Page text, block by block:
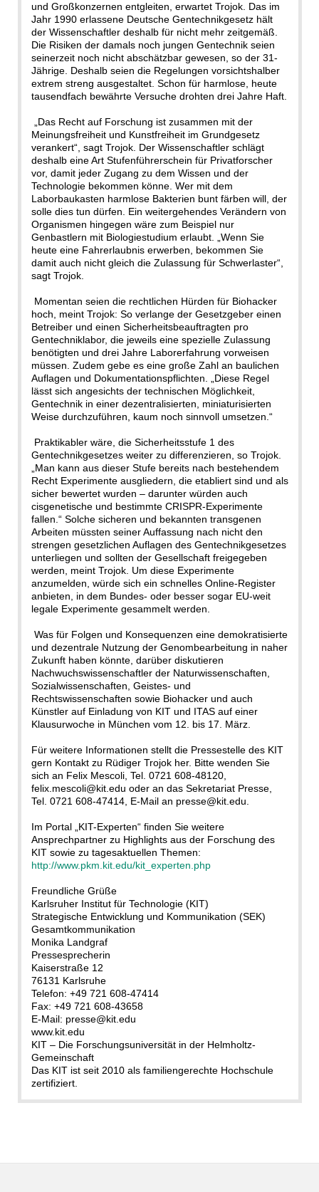
und Großkonzernen entgleiten, erwartet Trojok. Das im
Jahr 1990 erlassene Deutsche Gentechnikgesetz hält
der Wissenschaftler deshalb für nicht mehr zeitgemäß.
Die Risiken der damals noch jungen Gentechnik seien
seinerzeit noch nicht abschätzbar gewesen, so der 31-
Jährige. Deshalb seien die Regelungen vorsichtshalber
extrem streng ausgestaltet. Schon für harmlose, heute
tausendfach bewährte Versuche drohten drei Jahre Haft.
„Das Recht auf Forschung ist zusammen mit der
Meinungsfreiheit und Kunstfreiheit im Grundgesetz
verankert“, sagt Trojok. Der Wissenschaftler schlägt
deshalb eine Art Stufenführerschein für Privatforscher
vor, damit jeder Zugang zu dem Wissen und der
Technologie bekommen könne. Wer mit dem
Laborbaukasten harmlose Bakterien bunt färben will, der
solle dies tun dürfen. Ein weitergehendes Verändern von
Organismen hingegen wäre zum Beispiel nur
Genbastlern mit Biologiestudium erlaubt. „Wenn Sie
heute eine Fahrerlaubnis erwerben, bekommen Sie
damit auch nicht gleich die Zulassung für Schwerlaster“,
sagt Trojok.
Momentan seien die rechtlichen Hürden für Biohacker
hoch, meint Trojok: So verlange der Gesetzgeber einen
Betreiber und einen Sicherheitsbeauftragten pro
Gentechniklabor, die jeweils eine spezielle Zulassung
benötigten und drei Jahre Laborerfahrung vorweisen
müssen. Zudem gebe es eine große Zahl an baulichen
Auflagen und Dokumentationspflichten. „Diese Regel
lässt sich angesichts der technischen Möglichkeit,
Gentechnik in einer dezentralisierten, miniaturisierten
Weise durchzuführen, kaum noch sinnvoll umsetzen.“
Praktikabler wäre, die Sicherheitsstufe 1 des
Gentechnikgesetzes weiter zu differenzieren, so Trojok.
„Man kann aus dieser Stufe bereits nach bestehendem
Recht Experimente ausgliedern, die etabliert sind und als
sicher bewertet wurden – darunter würden auch
cisgenetische und bestimmte CRISPR-Experimente
fallen.“ Solche sicheren und bekannten transgenen
Arbeiten müssten seiner Auffassung nach nicht den
strengen gesetzlichen Auflagen des Gentechnikgesetzes
unterliegen und sollten der Gesellschaft freigegeben
werden, meint Trojok. Um diese Experimente
anzumelden, würde sich ein schnelles Online-Register
anbieten, in dem Bundes- oder besser sogar EU-weit
legale Experimente gesammelt werden.
Was für Folgen und Konsequenzen eine demokratisierte
und dezentrale Nutzung der Genombearbeitung in naher
Zukunft haben könnte, darüber diskutieren
Nachwuchswissenschaftler der Naturwissenschaften,
Sozialwissenschaften, Geistes- und
Rechtswissenschaften sowie Biohacker und auch
Künstler auf Einladung von KIT und ITAS auf einer
Klausurwoche in München vom 12. bis 17. März.
Für weitere Informationen stellt die Pressestelle des KIT
gern Kontakt zu Rüdiger Trojok her. Bitte wenden Sie
sich an Felix Mescoli, Tel. 0721 608-48120,
felix.mescoli@kit.edu oder an das Sekretariat Presse,
Tel. 0721 608-47414, E-Mail an presse@kit.edu.
Im Portal „KIT-Experten“ finden Sie weitere
Ansprechpartner zu Highlights aus der Forschung des
KIT sowie zu tagesaktuellen Themen:
http://www.pkm.kit.edu/kit_experten.php
Freundliche Grüße
Karlsruher Institut für Technologie (KIT)
Strategische Entwicklung und Kommunikation (SEK)
Gesamtkommunikation
Monika Landgraf
Pressesprecherin
Kaiserstraße 12
76131 Karlsruhe
Telefon: +49 721 608-47414
Fax: +49 721 608-43658
E-Mail: presse@kit.edu
www.kit.edu
KIT – Die Forschungsuniversität in der Helmholtz-
Gemeinschaft
Das KIT ist seit 2010 als familiengerechte Hochschule
zertifiziert.